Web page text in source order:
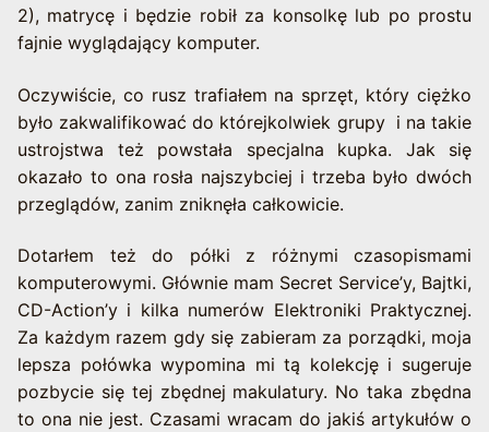
2), matrycę i będzie robił za konsolkę lub po prostu
fajnie wyglądający komputer.
Oczywiście, co rusz trafiałem na sprzęt, który ciężko
było zakwalifikować do którejkolwiek grupy i na takie
ustrojstwa też powstała specjalna kupka. Jak się
okazało to ona rosła najszybciej i trzeba było dwóch
przeglądów, zanim zniknęła całkowicie.
Dotarłem też do półki z różnymi czasopismami
komputerowymi. Głównie mam Secret Service’y, Bajtki,
CD-Action’y i kilka numerów Elektroniki Praktycznej.
Za każdym razem gdy się zabieram za porządki, moja
lepsza połówka wypomina mi tą kolekcję i sugeruje
pozbycie się tej zbędnej makulatury. No taka zbędna
to ona nie jest. Czasami wracam do jakiś artykułów o